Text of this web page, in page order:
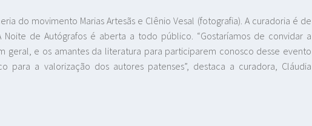
do movimento Marias Artesãs e Clênio Vesal (fotografia). A curadoria é de
Noite de Autógrafos é aberta a todo público. “Gostaríamos de convidar a
geral, e os amantes da literatura para participarem conosco desse evento
para a valorização dos autores patenses”, destaca a curadora, Cláudia